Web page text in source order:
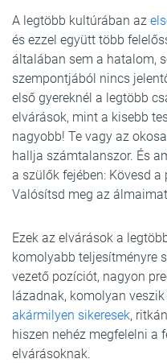
A legtöbb kultúrában az
és ezzel együtt több
általában sem a hatalom,
szempontjából nincs
első gyereknél a legtöbb
elvárások, mint a kisebb
nagyobb! Te vagy az
hallja számtalanszor. És
a szülők fejében: Kövesd
Valósítsd meg az
Ezek az elvárások a
komolyabb teljesítményre
vezető pozíciót, nagyon
lázadnak, komolyan
akármilyen sikeresek,
hiszen nehéz megfelelni a
elvárásoknak.